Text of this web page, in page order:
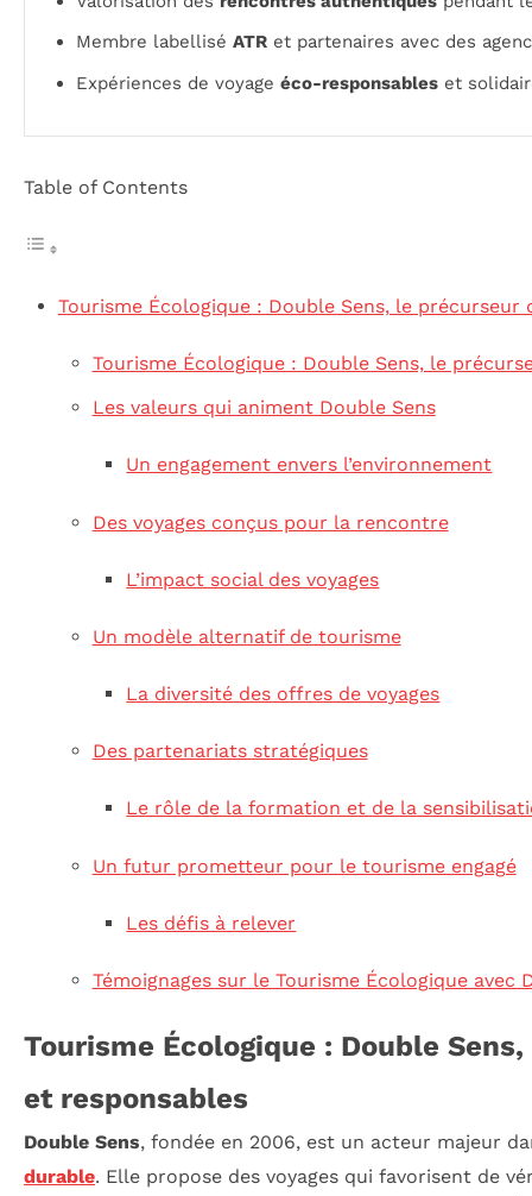
Membre labellisé ATR et partenaires avec des
Expériences de voyage éco-responsables et
Table of Contents
Tourisme Écologique : Double Sens, le précurseur
Tourisme Écologique : Double Sens, le
Les valeurs qui animent Double Sens
Un engagement envers l’environnement
Des voyages conçus pour la rencontre
L’impact social des voyages
Un modèle alternatif de tourisme
La diversité des offres de voyages
Des partenariats stratégiques
Le rôle de la formation et de la
Un futur prometteur pour le tourisme engagé
Les défis à relever
Témoignages sur le Tourisme Écologique avec
Tourisme Écologique : Double
et responsables
Double Sens, fondée en 2006, est un acteur majeur
durable. Elle propose des voyages qui favorisent de